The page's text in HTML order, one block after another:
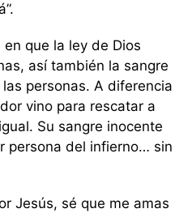
que la ley de Dios
así también la sangre
personas. A diferencia
vino para rescatar a
Su sangre inocente
persona del infierno… sin
Jesús, sé que me amas